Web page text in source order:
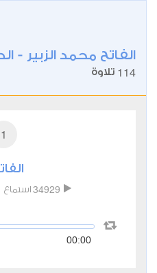
الفاتح محمد الزبير -
114 تلاوة
1
34929 استماع
00:00